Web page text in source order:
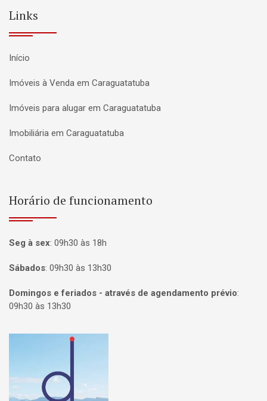
Links
Início
Imóveis à Venda em Caraguatatuba
Imóveis para alugar em Caraguatatuba
Imobiliária em Caraguatatuba
Contato
Horário de funcionamento
Seg à sex: 09h30 às 18h
Sábados: 09h30 às 13h30
Domingos e feriados - através de agendamento prévio:
09h30 às 13h30
Página inicial